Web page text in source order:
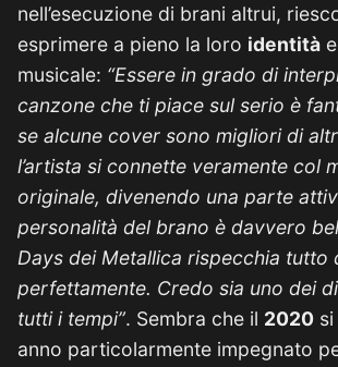
nell’esecuzione di brani altrui,
esprimere a pieno la loro identità
musicale: “Essere in grado di
canzone che ti piace sul serio è
se alcune cover sono migliori di
l’artista si connette veramente col
originale, divenendo una parte
personalità del brano è davvero
Days dei Metallica rispecchia tutto
perfettamente. Credo sia uno dei
tutti i tempi”. Sembra che il 2020
anno particolarmente impegnato